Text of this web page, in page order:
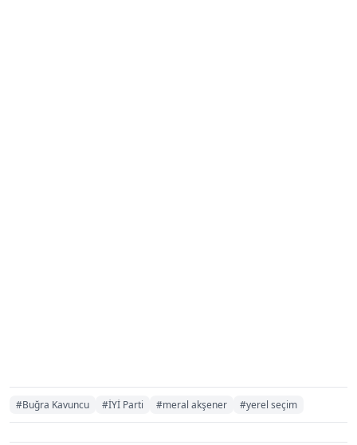
#Buğra Kavuncu #İYİ Parti #meral akşener #yerel seçim